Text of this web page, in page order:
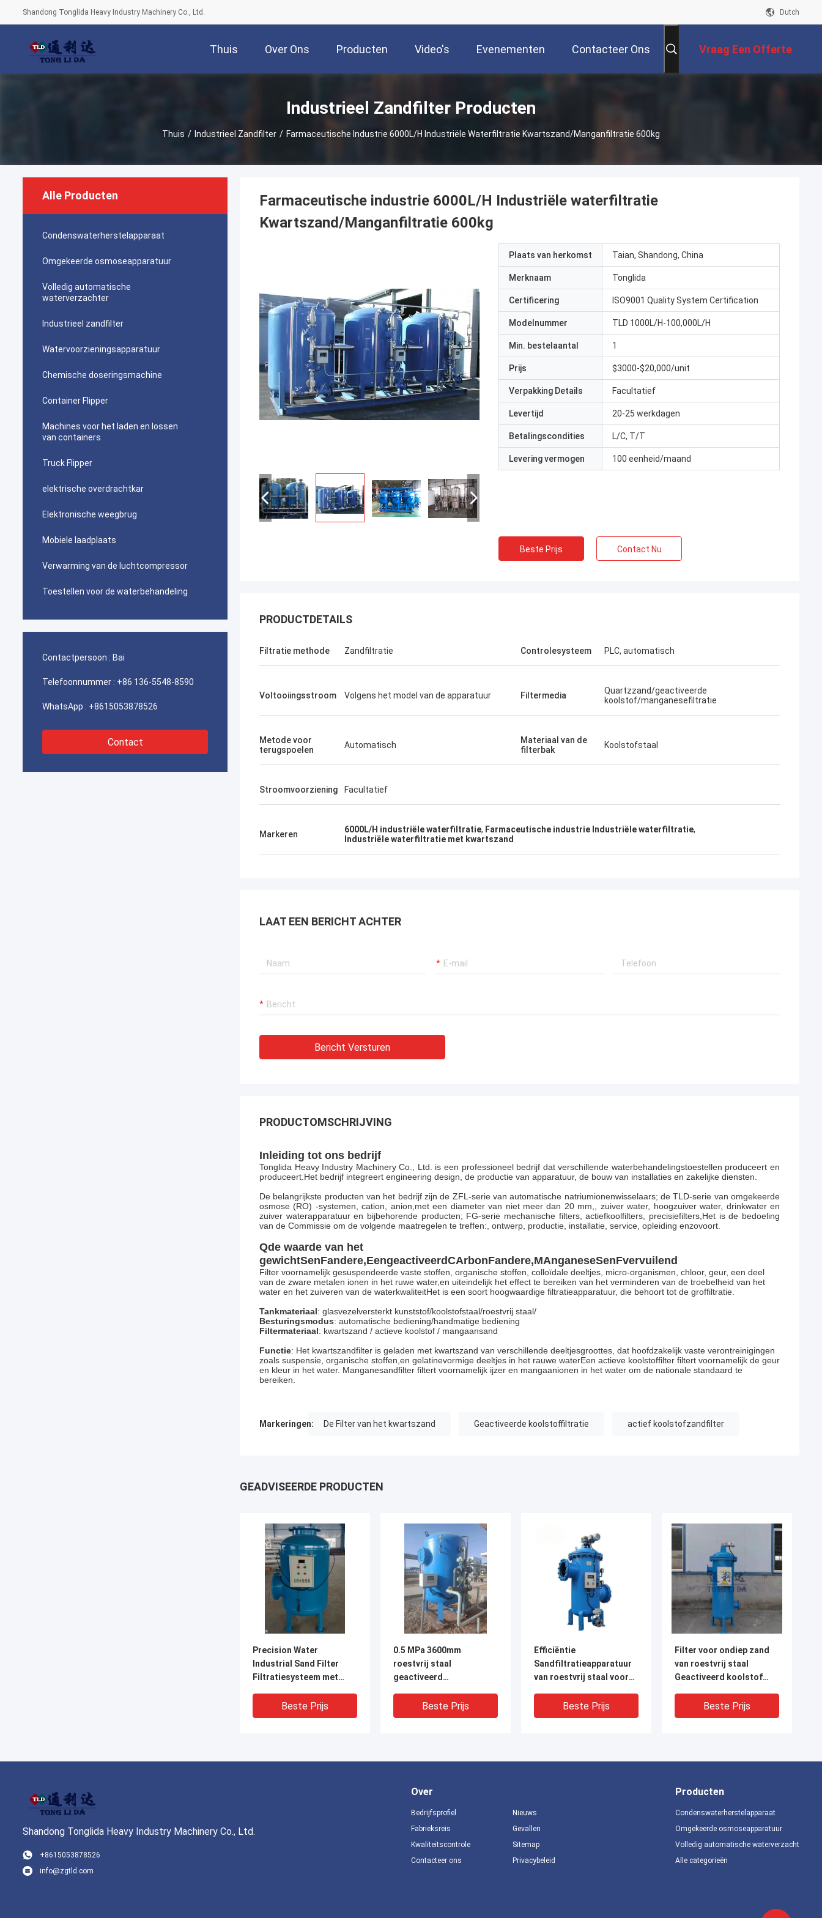
Shandong Tonglida Heavy Industry Machinery Co., Ltd. Dutch
Thuis Over Ons Producten Video's Evenementen Contacteer Ons Vraag Een Offerte
Industrieel Zandfilter Producten
Thuis / Industrieel Zandfilter / Farmaceutische Industrie 6000L/H Industriële Waterfiltratie Kwartszand/Manganfiltratie 600kg
Alle Producten
Condenswaterherstelapparaat
Omgekeerde osmoseapparatuur
Volledig automatische
waterverzachter
Industrieel zandfilter
Watervoorzieningsapparatuur
Chemische doseringsmachine
Container Flipper
Machines voor het laden en lossen
van containers
Truck Flipper
elektrische overdrachtkar
Elektronische weegbrug
Mobiele laadplaats
Verwarming van de luchtcompressor
Toestellen voor de waterbehandeling
Contactpersoon : Bai
Telefoonnummer : +86 136-5548-8590
WhatsApp : +8615053878526
Contact
Farmaceutische industrie 6000L/H Industriële waterfiltratie
Kwartszand/Manganfiltratie 600kg
Plaats van herkomst Taian, Shandong, China
Merknaam Tonglida
Certificering ISO9001 Quality System Certification
Modelnummer TLD 1000L/H-100,000L/H
Min. bestelaantal 1
Prijs $3000-$20,000/unit
Verpakking Details Facultatief
Levertijd 20-25 werkdagen
Betalingscondities L/C, T/T
Levering vermogen 100 eenheid/maand
Beste Prijs Contact Nu
PRODUCTDETAILS
Filtratie methode Zandfiltratie Controlesysteem PLC, automatisch
Voltooiingsstroom Volgens het model van de apparatuur Filtermedia
Quartzzand/geactiveerde
koolstof/manganesefiltratie
Metode voor
terugspoelen
Automatisch
Materiaal van de
filterbak
Koolstofstaal
Stroomvoorziening Facultatief
Markeren 6000L/H industriële waterfiltratie, Farmaceutische industrie Industriële waterfiltratie,
Industriële waterfiltratie met kwartszand
LAAT EEN BERICHT ACHTER
Bericht Versturen
PRODUCTOMSCHRIJVING
Inleiding tot ons bedrijf
Tonglida Heavy Industry Machinery Co., Ltd. is een professioneel bedrijf dat verschillende waterbehandelingstoestellen produceert en
produceert.Het bedrijf integreert engineering design, de productie van apparatuur, de bouw van installaties en zakelijke diensten.
De belangrijkste producten van het bedrijf zijn de ZFL-serie van automatische natriumionenwisselaars; de TLD-serie van omgekeerde
osmose (RO) -systemen, cation, anion,met een diameter van niet meer dan 20 mm,, zuiver water, hoogzuiver water, drinkwater en
zuiver waterapparatuur en bijbehorende producten; FG-serie mechanische filters, actiefkoolfilters, precisiefilters,Het is de bedoeling
van de Commissie om de volgende maatregelen te treffen:, ontwerp, productie, installatie, service, opleiding enzovoort.
Qde waarde van het
gewichtSenFandere,EengeactiveerdCArbonFandere,MAnganeseSenFvervuilend
Filter voornamelijk gesuspendeerde vaste stoffen, organische stoffen, colloïdale deeltjes, micro-organismen, chloor, geur, een deel
van de zware metalen ionen in het ruwe water,en uiteindelijk het effect te bereiken van het verminderen van de troebelheid van het
water en het zuiveren van de waterkwaliteitHet is een soort hoogwaardige filtratieapparatuur, die behoort tot de groffiltratie.
Tankmateriaal: glasvezelversterkt kunststof/koolstofstaal/roestvrij staal/
Besturingsmodus: automatische bediening/handmatige bediening
Filtermateriaal: kwartszand / actieve koolstof / mangaansand
Functie: Het kwartszandfilter is geladen met kwartszand van verschillende deeltjesgroottes, dat hoofdzakelijk vaste verontreinigingen
zoals suspensie, organische stoffen,en gelatinevormige deeltjes in het rauwe waterEen actieve koolstoffilter filtert voornamelijk de geur
en kleur in het water. Manganesandfilter filtert voornamelijk ijzer en mangaanionen in het water om de nationale standaard te
bereiken.
Markeringen: De Filter van het kwartszand Geactiveerde koolstoffiltratie actief koolstofzandfilter
GEADVISEERDE PRODUCTEN
Precision Water
Industrial Sand Filter
Filtratiesysteem met
geactiveerde koolstof
Beste Prijs
0.5 MPa 3600mm
roestvrij staal
geactiveerd
100T/H Voor
waterzuivering en
Beste Prijs
Efficiëntie
Sandfiltratieapparatuur
van roestvrij staal voor
Stroomsnelheid 18m3/h-
3800m3/h
Beste Prijs
Filter voor ondiep zand
van roestvrij staal
Geactiveerd koolstof
zand 20m3/h 30m3/h
40m3/h 60m3/h 100m3/h
Beste Prijs
Shandong Tonglida Heavy Industry Machinery Co., Ltd.
+8615053878526
info@zgtld.com
Over
Bedrijfsprofiel
Fabrieksreis
Kwaliteitscontrole
Contacteer ons
Nieuws
Gevallen
Sitemap
Privacybeleid
Producten
Condenswaterherstelapparaat
Omgekeerde osmoseapparatuur
Volledig automatische waterverzachter
Alle categorieën